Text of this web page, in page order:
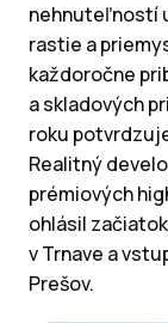
nehnuteľností
rastie a
každoročne
a skladových
roku
Realitný
prémiových
ohlásil
v Trnave a
Prešov.